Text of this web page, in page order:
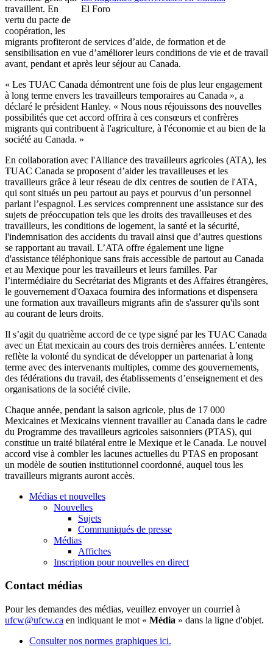
El Foro
travaillent. En
vertu du pacte de
coopération, les
migrants profiteront de services d’aide, de formation et de
sensibilisation en vue d’améliorer leurs conditions de vie et de travail
avant, pendant et après leur séjourau Canada.
« Les TUAC Canada démontrent une fois de plus leurengagement
à long terme envers les travailleurs temporaires au Canada », a
déclaré le président Hanley. « Nous nous réjouissons des nouvelles
possibilités que cet accord offrira à ces consœurs et confrères
migrants qui contribuent à l'agriculture, à l'économie et au bien de la
société au Canada. »
En collaboration avec l'Alliance des travailleurs agricoles (ATA), les
TUAC Canada se proposent d’aiderles travailleuses et les
travailleurs grâce à leur réseau de dix centres de soutien de l'ATA,
qui sont situés un peu partout au pays et pourvus d’un personnel
parlant l’espagnol. Les services comprennent une assistance surdes
sujets de préoccupation tels que les droits des travailleuses et des
travailleurs, les conditions de logement, la santé et la sécurité,
l'indemnisation des accidents du travail ainsi que d’autres questions
se rapportant au travail. L’ATA offre également une ligne
d'assistance téléphonique sans frais accessible de partout au Canada
et au Mexique pour les travailleurs et leurs familles. Par
l’intermédiaire du Secrétariat des Migrants et des Affaires étrangères,
le gouvernement d'Oaxaca fournira des informations et dispensera
une formation aux travailleurs migrants afin de s'assurer qu'ils sont
au courant de leurs droits.
Il s’agit du quatrième accord de ce type signé par les TUAC Canada
avec un État mexicain au cours des trois dernières années. L’entente
reflète la volonté du syndicat de développerun partenariat à long
terme avec des intervenants multiples, comme des gouvernements,
des fédérations du travail, des établissements d’enseignement et des
organisations de la société civile.
Chaque année, pendant la saison agricole, plus de 17 000
Mexicaines et Mexicains viennent travaillerau Canada dans le cadre
du Programme des travailleurs agricoles saisonniers (PTAS), qui
constitue un traité bilatéral entre le Mexique et le Canada. Le nouvel
accord vise à comblerles lacunes actuelles du PTAS en proposant
un modèle de soutien institutionnel coordonné, auquel tous les
travailleurs migrants auront accès.
Médias et nouvelles
Nouvelles
Sujets
Communiqués de presse
Médias
Affiches
Inscription pour nouvelles en direct
Contact médias
Pour les demandes des médias, veuillez envoyer un courriel à
ufcw@ufcw.ca en indiquant le mot « Média » dans la ligne d'objet.
Consulter nos normes graphiques ici.